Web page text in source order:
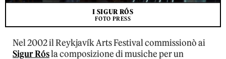
I SIGUR RÓS
FOTO PRESS
Nel 2002 il Reykjavík Arts Festival commissionò ai
Sigur Rósla composizione di musiche per un